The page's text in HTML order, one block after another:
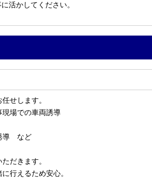
活かしてください。
せします。
現場での車両誘導
導 など
だきます。
行えるため安心。